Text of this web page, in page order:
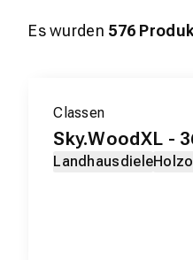
Es wurden 576
EXKLUSIV-
Classen
Sky.WoodXL -
Landhausdiele